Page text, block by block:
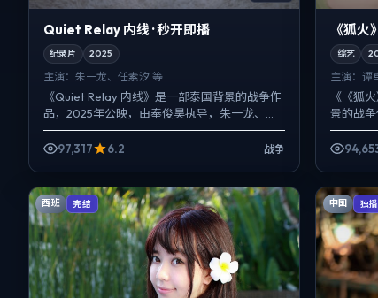
Quiet Relay 内线 · 秒开即播
纪录片 2025
主演： 朱一龙、任素汐 等
《Quiet Relay 内线》是一部泰国背景的战争作
品，2025年公映，由奉俊昊执导，朱一龙、任
素汐、刘亦菲等主演。影像偏纪实质感，手持
与固定...
97,317 6.2 战争
《狐火
综艺
主演：谭
《《狐
景的战
谭卓、
去与现在
西班 完结 中国 独播